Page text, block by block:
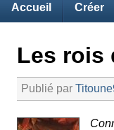
Accueil Créer
Les rois
Publié par